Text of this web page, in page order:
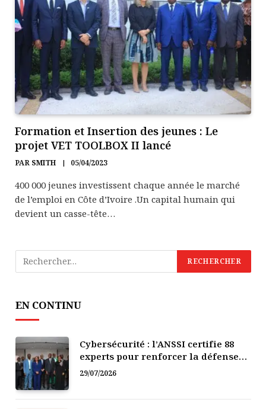
Formation et Insertion des jeunes : Le
projet VET TOOLBOX II lancé
PAR SMITH 05/04/2023
400 000 jeunes investissent chaque année le marché
de l’emploi en Côte d’Ivoire .Un capital humain qui
devient un casse-tête…
EN CONTINU
Cybersécurité : l’ANSSI certifie 88
experts pour renforcer la défense
numérique de la Côte d’Ivoire
29/07/2026